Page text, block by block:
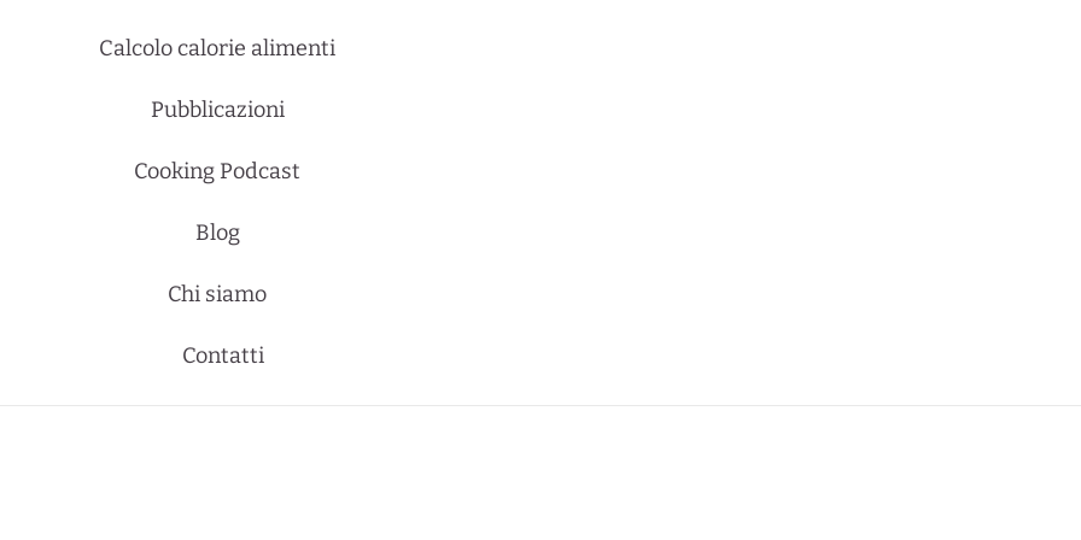
Calcolo calorie alimenti
Pubblicazioni
Cooking Podcast
Blog
Chi siamo
Contatti